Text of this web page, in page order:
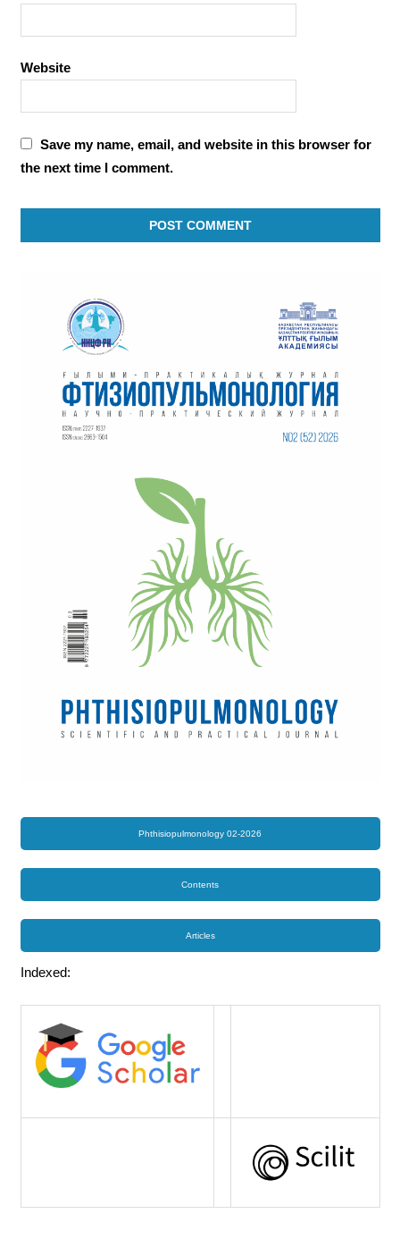
Website
Save my name, email, and website in this browser for
the next time I comment.
Phthisiopulmonology 02-2026
Contents
Articles
Indexed: